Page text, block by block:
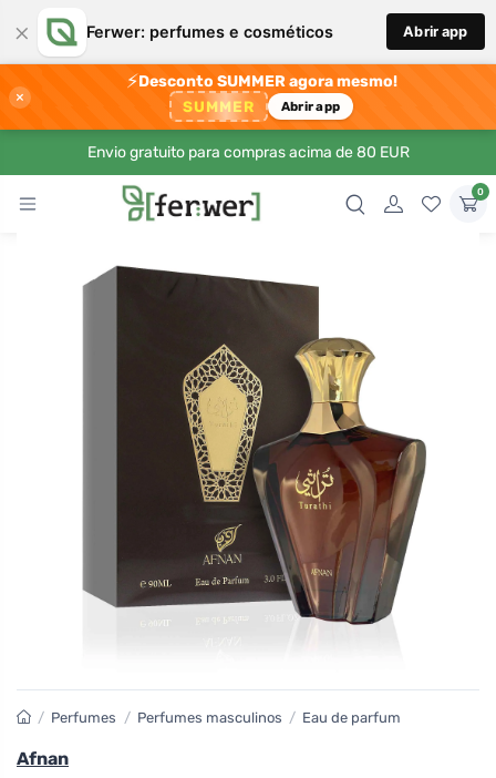
× Ferwer: perfumes e cosméticos Abrir app
×
⚡Desconto SUMMER agora mesmo!
SUMMER Abrir app
Envio gratuito para compras acima de 80 EUR
0
/ Perfumes / Perfumes masculinos / Eau de parfum
Afnan